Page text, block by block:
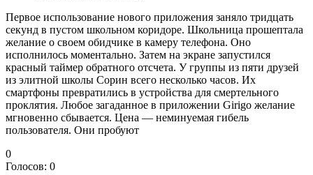
Первое использование нового приложения заняло тридцать
секунд в пустом школьном коридоре. Школьница прошептала
желание о своем обидчике в камеру телефона. Оно
исполнилось моментально. Затем на экране запустился
красный таймер обратного отсчета. У группы из пяти друзей
из элитной школы Сорин всего несколько часов. Их
смартфоны превратились в устройства для смертельного
проклятия. Любое загаданное в приложении Girigo желание
мгновенно сбывается. Цена — неминуемая гибель
пользователя. Они пробуют
0
Голосов: 0